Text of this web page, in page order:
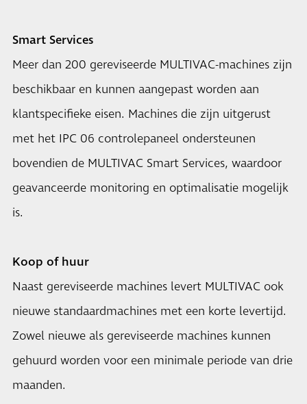
Smart Services
Meer dan 200 gereviseerde MULTIVAC-machines zijn
beschikbaar en kunnen aangepast worden aan
klantspecifieke eisen. Machines die zijn uitgerust
met het IPC 06 controlepaneel ondersteunen
bovendien de MULTIVAC Smart Services, waardoor
geavanceerde monitoring en optimalisatie mogelijk
is.
Koop of huur
Naast gereviseerde machines levert MULTIVAC ook
nieuwe standaardmachines met een korte levertijd.
Zowel nieuwe als gereviseerde machines kunnen
gehuurd worden voor een minimale periode van drie
maanden.